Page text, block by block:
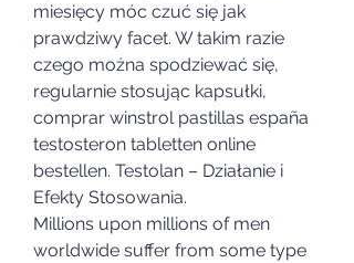
miesięcy móc czuć się jak
prawdziwy facet. W takim razie
czego można spodziewać się,
regularnie stosując kapsułki,
comprar winstrol pastillas españa
testosteron tabletten online
bestellen. Testolan – Działanie i
Efekty Stosowania.
Millions upon millions of men
worldwide suffer from some type